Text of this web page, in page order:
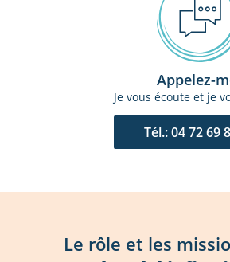
Appelez-
Je vous écoute et je
Tél.: 04 72 69
Le rôle et les